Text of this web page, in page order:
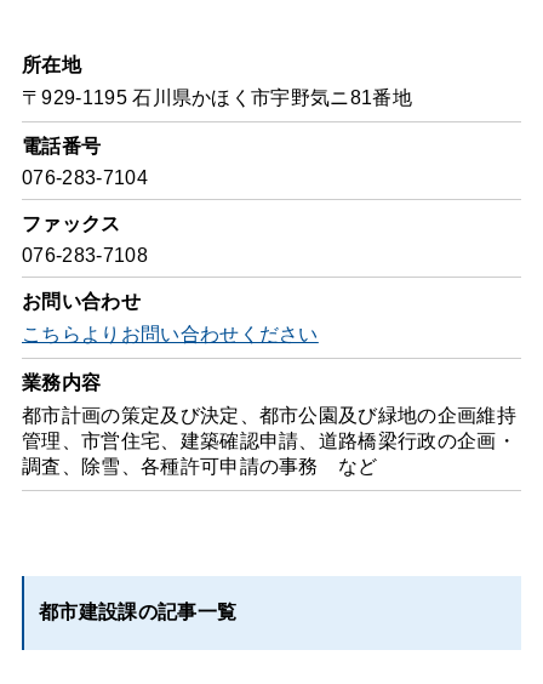
所在地
〒929-1195 石川県かほく市宇野気ニ81番地
電話番号
076-283-7104
ファックス
076-283-7108
お問い合わせ
こちらよりお問い合わせください
業務内容
都市計画の策定及び決定、都市公園及び緑地の企画維持
管理、市営住宅、建築確認申請、道路橋梁行政の企画・
調査、除雪、各種許可申請の事務 など
都市建設課の記事一覧